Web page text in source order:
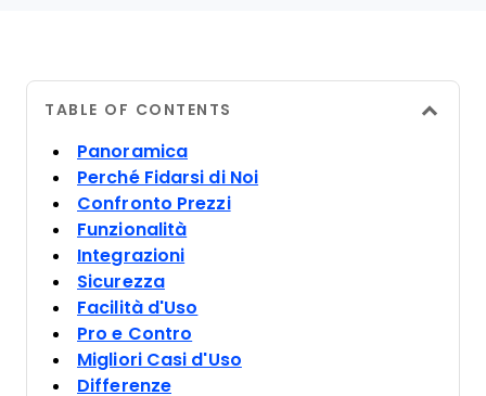
TABLE OF CONTENTS
Panoramica
Perché Fidarsi di Noi
Confronto Prezzi
Funzionalità
Integrazioni
Sicurezza
Facilità d'Uso
Pro e Contro
Migliori Casi d'Uso
Differenze